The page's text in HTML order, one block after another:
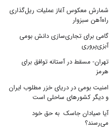
شمارش معکوس آغاز عملیات ریل‌گذاری
راه‌آهن سبزوار
گامی برای تجاری‌سازی دانش بومی
آبزی‌پروری
تهران- مسقط در آستانه توافق برای
هرمز
امنیت بومی در دریای خزر مطلوب ایران
و دیگر کشورهای ساحلی است
آیا صیادان جاسک به حق خود
می‌رسند؟